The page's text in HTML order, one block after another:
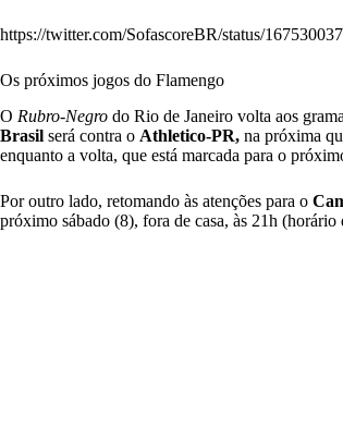
https://twitter.com/SofascoreBR/status/
Os próximos jogos do Flamengo
O Rubro-Negro do Rio de Janeiro volta aos
Brasil será contra o Athletico-PR, na próxima
enquanto a volta, que está marcada para o
Por outro lado, retomando às atenções para o
próximo sábado (8), fora de casa, às 21h